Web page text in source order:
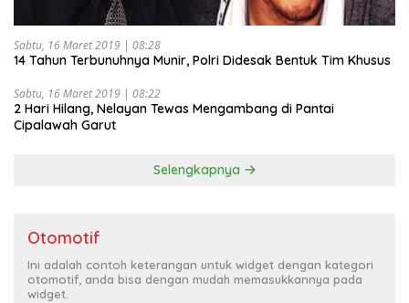
Sabtu, 16 Maret 2019 | 08:28
14 Tahun Terbunuhnya Munir, Polri Didesak Bentuk Tim Khusus
Sabtu, 16 Maret 2019 | 08:22
2 Hari Hilang, Nelayan Tewas Mengambang di Pantai
Cipalawah Garut
Selengkapnya
Otomotif
Ini adalah contoh keterangan untuk widget dengan kategori
otomotif, anda bisa dengan mudah memasukkannya pada
widget.